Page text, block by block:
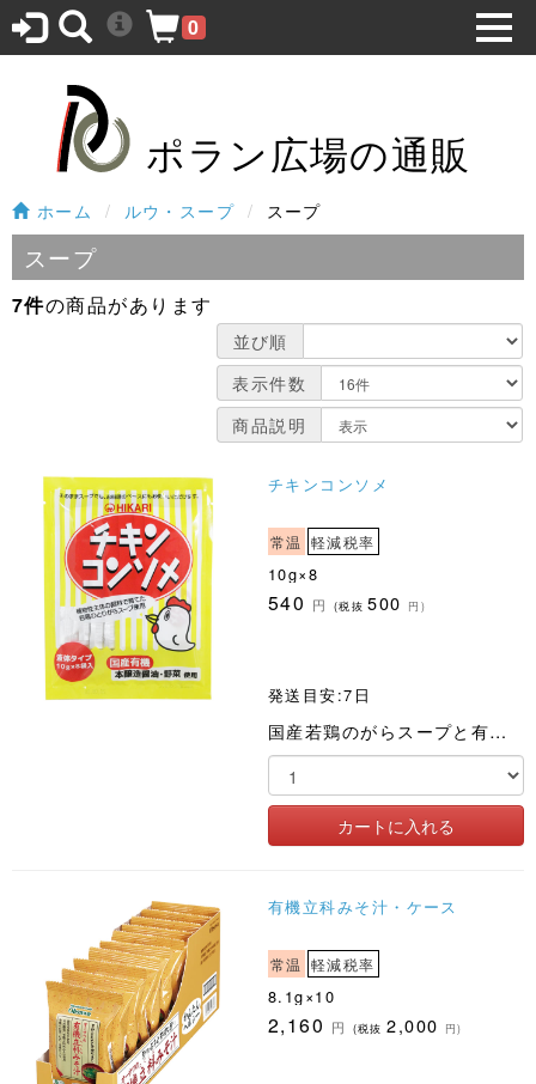
ポラン広場の通販
0
ホーム ルウ・スープ スープ
スープ
7件の商品があります
並び順
表示件数
商品説明
チキンコンソメ
常温 軽減税率
10g×8
540 円 (税抜500 円)
発送目安:7日
国産若鶏のがらスープと有機醤油、国産有機野菜を使用。液体タイプ
有機立科みそ汁・ケース
常温 軽減税率
8.1g×10
2,160 円 (税抜2,000 円)